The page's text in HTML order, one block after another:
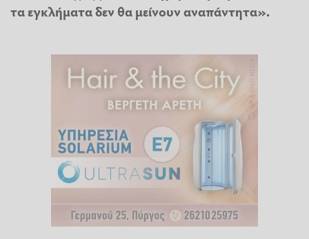
τα εγκλήματα δεν θα μείνουν αναπάντητα».